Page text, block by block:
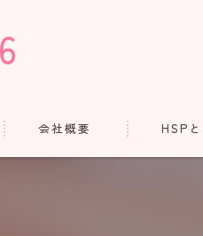
会社概要 HSP